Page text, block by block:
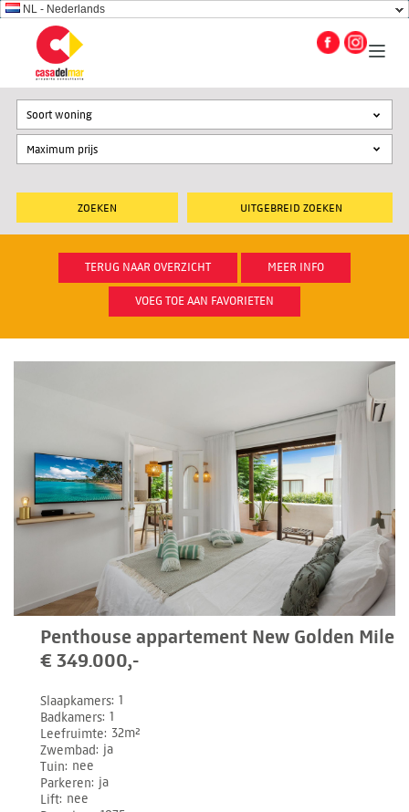
NL - Nederlands
UITGEBREID ZOEKEN
Soort woning
TERUG NAAR OVERZICHT MEER INFO
VOEG TOE AAN FAVORIETEN
Penthouse appartement New Golden Mile
€ 349.000,-
Slaapkamers 1
Badkamers 1
Leefruimte 32m²
Zwembad ja
Tuin nee
Parkeren ja
Lift nee